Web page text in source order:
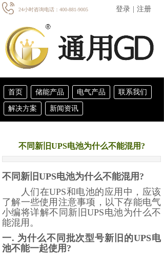
登录 注册
24小时咨询电话：400-881-9005
首页 储能产品 电气产品
联系我们
解决方案
新闻资讯
不同新旧UPS电池为什么不能混用?
不同新旧UPS电池为什么不能混用?
人们在UPS和电池的应用中，应该
了解一些使用注意事项，以下存能电气
小编将详解不同新旧UPS电池为什么不
能混用。
一. 为什么不同批次型号新旧的UPS电
池不能一起使用?